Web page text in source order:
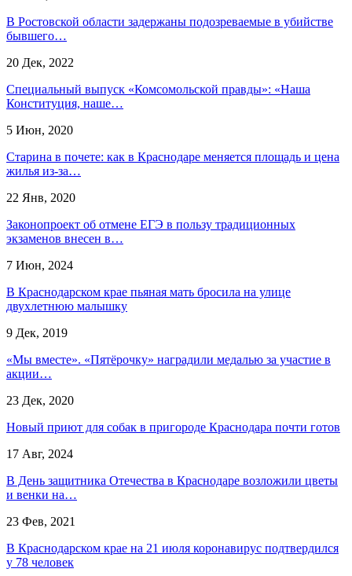
В Ростовской области задержаны подозреваемые в убийстве
бывшего…
20 Дек, 2022
Специальный выпуск «Комсомольской правды»: «Наша
Конституция, наше…
5 Июн, 2020
Старина в почете: как в Краснодаре меняется площадь и цена
жилья из-за…
22 Янв, 2020
Законопроект об отмене ЕГЭ в пользу традиционных
экзаменов внесен в…
7 Июн, 2024
В Краснодарском крае пьяная мать бросила на улице
двухлетнюю малышку
9 Дек, 2019
«Мы вместе». «Пятёрочку» наградили медалью за участие в
акции…
23 Дек, 2020
Новый приют для собак в пригороде Краснодара почти готов
17 Авг, 2024
В День защитника Отечества в Краснодаре возложили цветы
и венки на…
23 Фев, 2021
В Краснодарском крае на 21 июля коронавирус подтвердился
у 78 человек